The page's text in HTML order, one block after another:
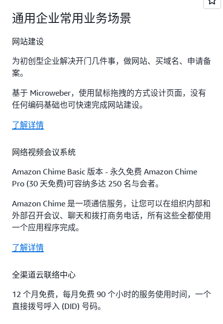
用性、损害安全性或消耗过多的资源。
立即联系
立即联系
过使用自然语言提问以了解您的数据，通过交互
模式和异常值。
立即联系
AWS CodeBuild 是一项完全托管的持续集成服
的软件包。只需指定源代码的位置并选择构建设
置，CodeBuild 就会运行构建脚本以便编译、测试
和打包您的代码。
立即联系
通用企业常用业务场景
网站建设
为初创型企业解决开门几件事，做网站、买域名、申请备
案。
基于 Microweber，使用鼠标拖拽的方式设计页面，没有
任何编码基础也可快速完成网站建设。
了解详情
网络视频会议系统
Amazon Chime Basic 版本 - 永久免费 Amazon Chime
Pro (30 天免费)可容纳多达 250 名与会者。
Amazon Chime 是一项通信服务，让您可以在组织内部和
外部召开会议、聊天和拨打商务电话，所有这些全都使用
一个应用程序完成。
了解详情
全渠道云联络中心
12 个月免费，每月免费 90 个小时的服务使用时间，一个
直接拨号呼入 (DID) 号码。